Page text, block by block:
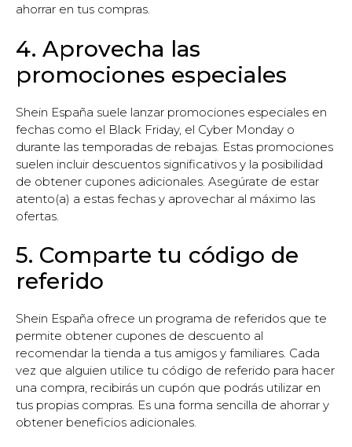
ahorrar en tus compras.
4. Aprovecha las
promociones especiales
Shein España suele lanzar promociones especiales en
fechas como el Black Friday, el Cyber Monday o
durante las temporadas de rebajas. Estas promociones
suelen incluir descuentos significativos y la posibilidad
de obtener cupones adicionales. Asegúrate de estar
atento(a) a estas fechas y aprovechar al máximo las
ofertas.
5. Comparte tu código de
referido
Shein España ofrece un programa de referidos que te
permite obtener cupones de descuento al
recomendar la tienda a tus amigos y familiares. Cada
vez que alguien utilice tu código de referido para hacer
una compra, recibirás un cupón que podrás utilizar en
tus propias compras. Es una forma sencilla de ahorrar y
obtener beneficios adicionales.